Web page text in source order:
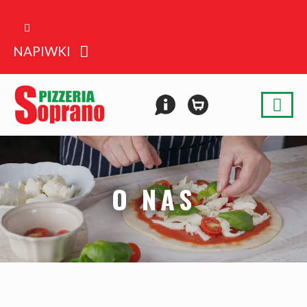
NAPIWKI
O NAS